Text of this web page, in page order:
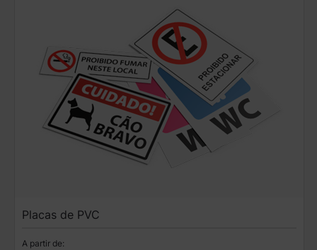
Placas de PVC
A partir de: